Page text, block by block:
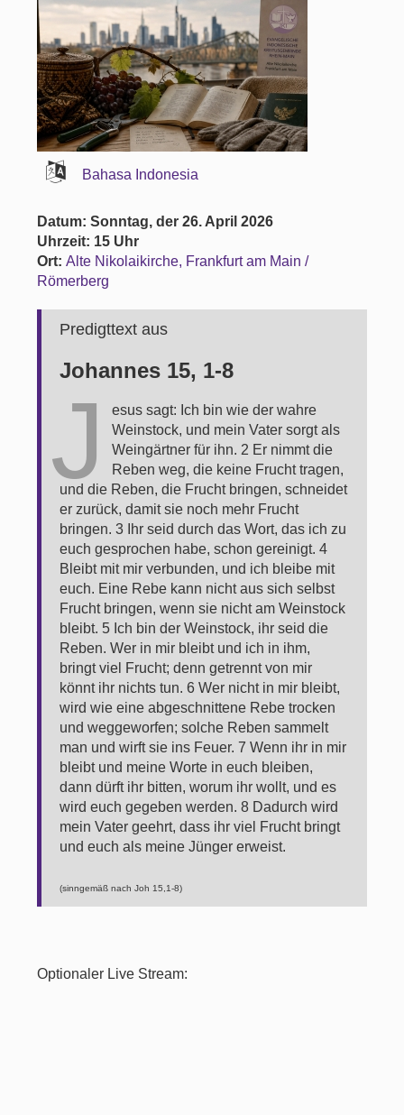
Bahasa Indonesia
Datum: Sonntag, der 26. April 2026
Uhrzeit: 15 Uhr
Ort:Alte Nikolaikirche, Frankfurt am Main /
Römerberg
Predigttext aus
Johannes 15, 1-8
J
esus sagt: Ich bin wie der wahre
Weinstock, und mein Vater sorgt als
Weingärtner für ihn. 2 Er nimmt die
Reben weg, die keine Frucht tragen,
und die Reben, die Frucht bringen, schneidet
er zurück, damit sie noch mehr Frucht
bringen. 3 Ihr seid durch das Wort, das ich zu
euch gesprochen habe, schon gereinigt. 4
Bleibt mit mir verbunden, und ich bleibe mit
euch. Eine Rebe kann nicht aus sich selbst
Frucht bringen, wenn sie nicht am Weinstock
bleibt. 5 Ich bin der Weinstock, ihr seid die
Reben. Wer in mir bleibt und ich in ihm,
bringt viel Frucht; denn getrennt von mir
könnt ihr nichts tun. 6 Wer nicht in mir bleibt,
wird wie eine abgeschnittene Rebe trocken
und weggeworfen; solche Reben sammelt
man und wirft sie ins Feuer. 7 Wenn ihr in mir
bleibt und meine Worte in euch bleiben,
dann dürft ihr bitten, worum ihr wollt, und es
wird euch gegeben werden. 8 Dadurch wird
mein Vater geehrt, dass ihr viel Frucht bringt
und euch als meine Jünger erweist.
(sinngemäß nach Joh 15,1-8)
Optionaler Live Stream: